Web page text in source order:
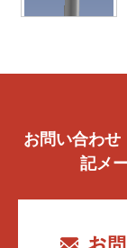
お問い合わせ
記メ